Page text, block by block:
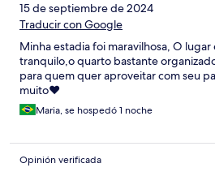
15 de septiembre de 2024
Traducir con Google
Minha estadia foi maravilhosa, O
tranquilo,o quarto bastante
para quem quer aproveitar com seu
muito❤️
Maria, se hospedó 1 noche
Opinión verificada